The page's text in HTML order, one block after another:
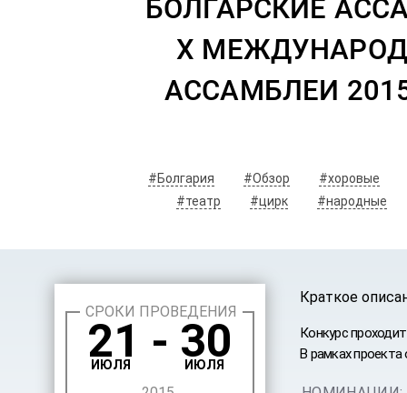
БОЛГАРСКИЕ
X
АССАМБЛЕИ
#Болгария #Обзор
#хоровые
#театр
#цирк #народные
СРОКИ ПРОВЕДЕНИЯ
21 - 30
ИЮЛЯ ИЮЛЯ
Краткое
Конкурс
В рамках проекта